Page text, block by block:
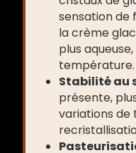
sensation de
la crème
plus
température.
Stabilité au
présente,
variations de